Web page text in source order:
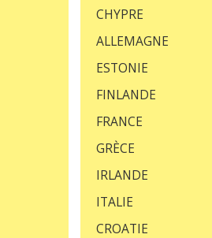
CHYPRE
ALLEMAGNE
ESTONIE
FINLANDE
FRANCE
GRÈCE
IRLANDE
ITALIE
CROATIE